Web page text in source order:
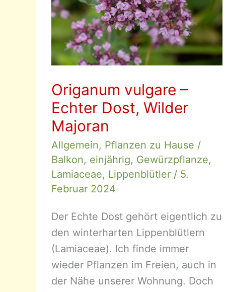
Origanum vulgare –
Echter Dost, Wilder
Majoran
Allgemein, Pflanzen zu Hause /
Balkon, einjährig, Gewürzpflanze,
Lamiaceae, Lippenblütler / 5.
Februar 2024
Der Echte Dost gehört eigentlich zu
den winterharten Lippenblütlern
(Lamiaceae). Ich finde immer
wieder Pflanzen im Freien, auch in
der Nähe unserer Wohnung. Doch